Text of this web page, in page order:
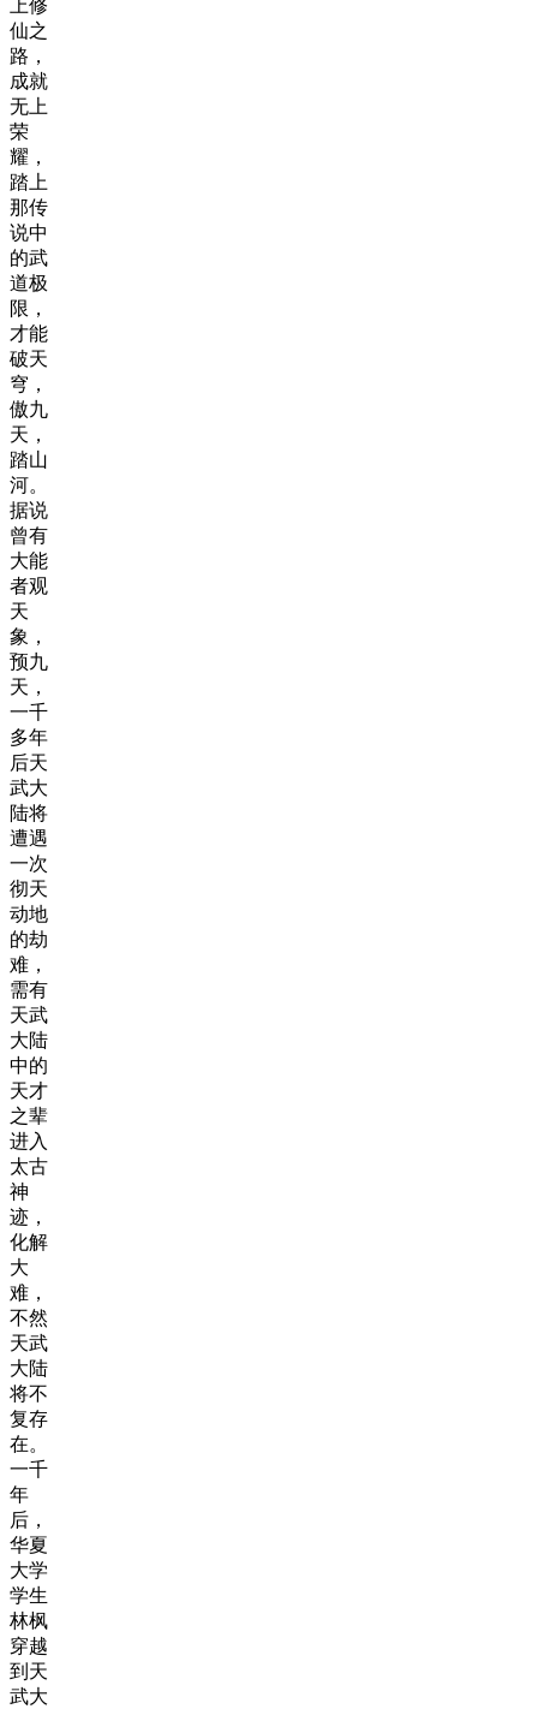
上修
仙之
路，
成就
无上
荣
耀，
踏上
那传
说中
的武
道极
限，
才能
破天
穹，
傲九
天，
踏山
河。
据说
曾有
大能
者观
天
象，
预九
天，
一千
多年
后天
武大
陆将
遭遇
一次
彻天
动地
的劫
难，
需有
天武
大陆
中的
天才
之辈
进入
太古
神
迹，
化解
大
难，
不然
天武
大陆
将不
复存
在。
一千
年
后，
华夏
大学
学生
林枫
穿越
到天
武大